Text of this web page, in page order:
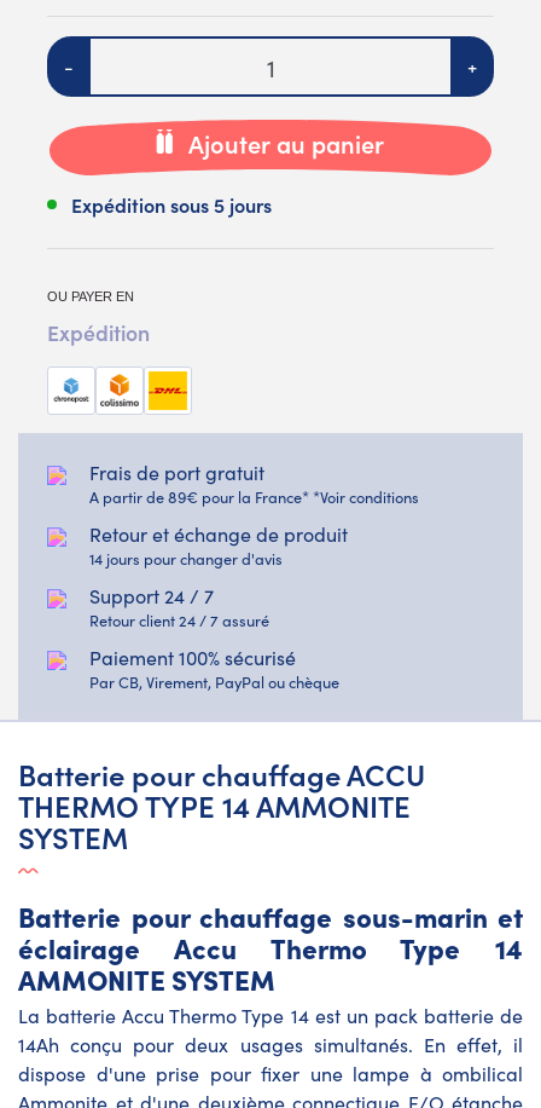
Quantité
- +
Ajouter au panier
Expédition sous 5 jours
OU PAYER EN
Expédition
Frais de port gratuit
A partir de 89€ pour la France* *Voir conditions
Retour et échange de produit
14 jours pour changer d'avis
Support 24 / 7
Retour client 24 / 7 assuré
Paiement 100% sécurisé
Par CB, Virement, PayPal ou chèque
Batterie pour chauffage ACCU
THERMO TYPE 14 AMMONITE
SYSTEM
Batterie pour chauffage sous-marin et
éclairage Accu Thermo Type 14
AMMONITE SYSTEM
La batterie Accu Thermo Type 14 est un pack batterie de
14Ah conçu pour deux usages simultanés. En effet, il
dispose d'une prise pour fixer une lampe à ombilical
Ammonite et d'une deuxième connectique E/O étanche